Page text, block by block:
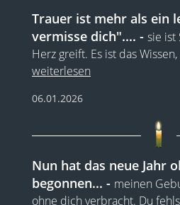
Trauer ist mehr als ein
vermisse dich"....
sie ist
Herz greift. Es ist das
weiterlesen
06.01.2026
Nun hat das neue Jahr
begonnen...
meinen
ohne dich verbracht. Du